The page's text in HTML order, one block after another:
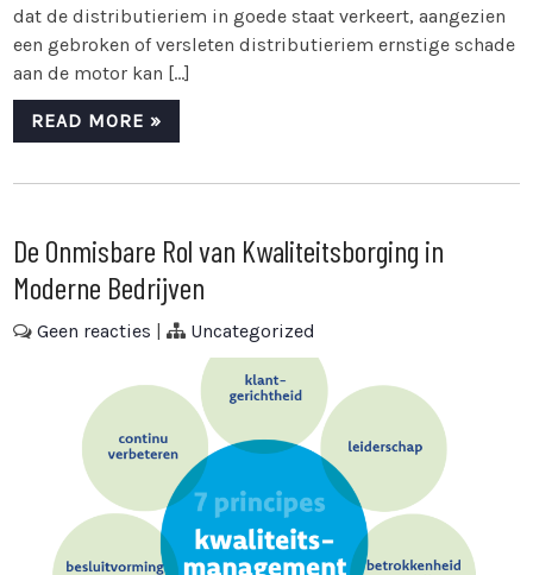
dat de distributieriem in goede staat verkeert, aangezien
een gebroken of versleten distributieriem ernstige schade
aan de motor kan […]
READ MORE »
De Onmisbare Rol van Kwaliteitsborging in
Moderne Bedrijven
Geen reacties | Uncategorized